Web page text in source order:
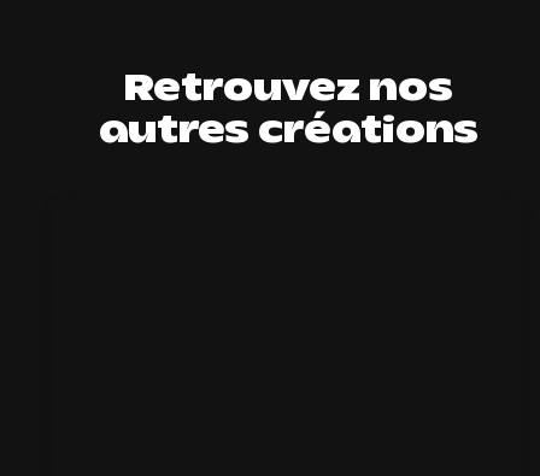
Retrouvez nos
autres créations